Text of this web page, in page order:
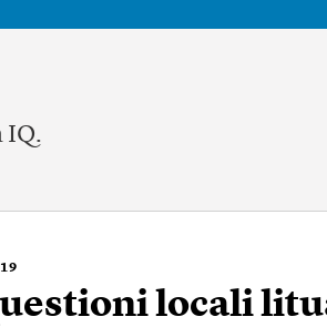
IQ.
locali